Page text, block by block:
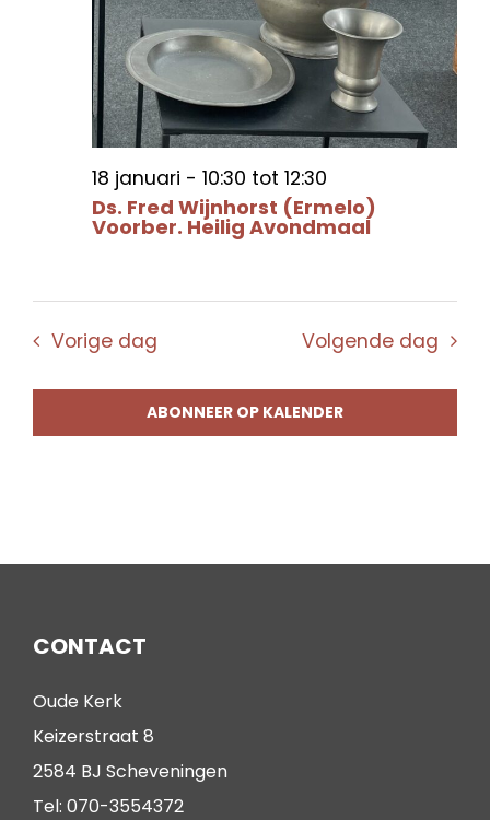
Ds. Fred Wijnhorst (Ermelo)
Voorber. Heilig Avondmaal
18 januari - 10:30 tot 12:30
Vorige dag Volgende dag
ABONNEER OP KALENDER
CONTACT
Oude Kerk
Keizerstraat 8
2584 BJ Scheveningen
Tel: 070-3554372